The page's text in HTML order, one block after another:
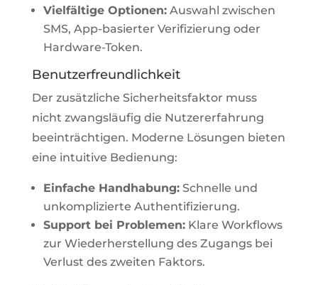
Vielfältige Optionen:Auswahl zwischen
SMS, App-basierter Verifizierung oder
Hardware-Token.
Benutzerfreundlichkeit
Der zusätzliche Sicherheitsfaktor muss
nicht zwangsläufig die Nutzererfahrung
beeinträchtigen. Moderne Lösungen bieten
eine intuitive Bedienung:
Einfache Handhabung:Schnelle und
unkomplizierte Authentifizierung.
Support bei Problemen:Klare Workflows
zur Wiederherstellung des Zugangs bei
Verlust des zweiten Faktors.